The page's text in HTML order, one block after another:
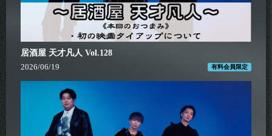
居酒屋 天才凡人 Vol.128
2026/06/19
有料会員限定